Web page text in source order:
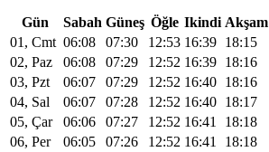
Gün Sabah Güneş Öğle Ikindi Akşam
01, Cmt 06:08 07:30 12:53 16:39 18:15
02, Paz
06:08 07:29 12:52 16:39 18:16
03, Pzt
06:07 07:29 12:52 16:40 18:16
04, Sal
06:07 07:28 12:52 16:40 18:17
05, Çar
06:06 07:27 12:52 16:41 18:18
06, Per
06:05 07:26 12:52 16:41 18:18